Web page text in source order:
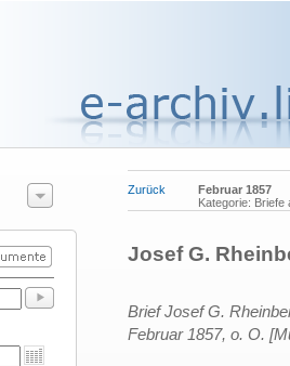
Zurück
Februar 1857
Kategorie: Briefe
Josef G.
Brief Josef G.
Februar 1857, o. O.